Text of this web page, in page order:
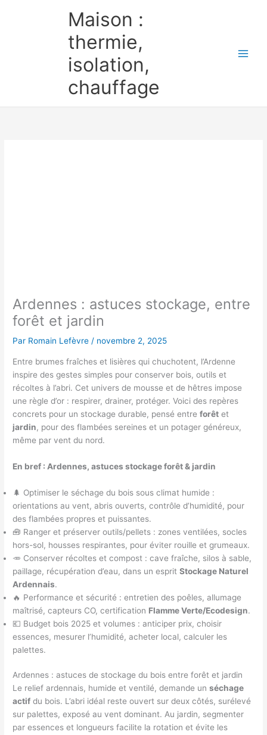
Maison :
thermie,
isolation,
chauffage
Ardennes : astuces stockage, entre
forêt et jardin
Par Romain Lefèvre/ novembre 2, 2025
Entre brumes fraîches et lisières qui chuchotent, l’Ardenne
inspire des gestes simples pour conserver bois, outils et
récoltes à l’abri. Cet univers de mousse et de hêtres impose
une règle d’or : respirer, drainer, protéger. Voici des repères
concrets pour un stockage durable, pensé entreforêt et
jardin, pour des flambées sereines et un potager généreux,
même par vent du nord.
En bref : Ardennes, astuces stockage forêt & jardin
🌲 Optimiser le séchage du bois sous climat humide :
orientations au vent, abris ouverts, contrôle d’humidité, pour
des flambées propres et puissantes.
🧰 Ranger et préserver outils/pellets : zones ventilées, socles
hors-sol, housses respirantes, pour éviter rouille et grumeaux.
🥕 Conserver récoltes et compost : cave fraîche, silos à sable,
paillage, récupération d’eau, dans un espritStockage Naturel
Ardennais.
🔥 Performance et sécurité : entretien des poêles, allumage
maîtrisé, capteurs CO, certification Flamme Verte/Ecodesign.
💶 Budget bois 2025 et volumes : anticiper prix, choisir
essences, mesurer l’humidité, acheter local, calculer les
palettes.
Ardennes : astuces de stockage du bois entre forêt et jardin
Le relief ardennais, humide et ventilé, demande unséchage
actif du bois. L’abri idéal reste ouvert sur deux côtés, surélevé
sur palettes, exposé au vent dominant. Au jardin, segmenter
par essences et longueurs facilite la rotation et évite les